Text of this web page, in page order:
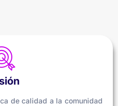
de calidad a la comunidad